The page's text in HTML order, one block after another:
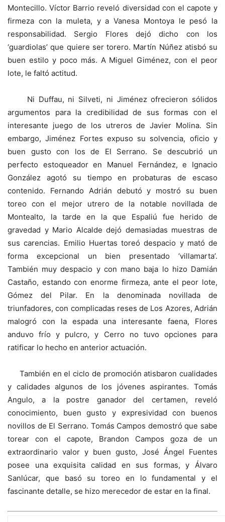
Montecillo. Víctor Barrio reveló diversidad con el capote y
firmeza con la muleta, y a Vanesa Montoya le pesó la
responsabilidad. Sergio Flores dejó dicho con los
‘guardiolas’ que quiere ser torero. Martín Núñez atisbó su
buen estilo y poco más. A Miguel Giménez, con el peor
lote, le faltó actitud.
Ni Duffau, ni Silveti, ni Jiménez ofrecieron sólidos
argumentos para la credibilidad de sus formas con el
interesante juego de los utreros de Javier Molina. Sin
embargo, Jiménez Fortes expuso su solvencia, oficio y
buen gusto con los de El Serrano. Se descubrió un
perfecto estoqueador en Manuel Fernández, e Ignacio
González agotó su tiempo en probaturas de escaso
contenido. Fernando Adrián debutó y mostró su buen
toreo con el mejor utrero de la notable novillada de
Montealto, la tarde en la que Espaliú fue herido de
gravedad y Mario Alcalde dejó demasiadas muestras de
sus carencias. Emilio Huertas toreó despacio y mató de
forma excepcional un bien presentado ‘villamarta’.
También muy despacio y con mano baja lo hizo Damián
Castaño, estando con enorme firmeza, ante el peor lote,
Gómez del Pilar. En la denominada novillada de
triunfadores, con complicadas reses de Los Azores, Adrián
malogró con la espada una interesante faena, Flores
anduvo frío y pulcro, y Cerro no tuvo opciones para
ratificar lo hecho en anterior actuación.
También en el ciclo de promoción atisbaron cualidades
y calidades algunos de los jóvenes aspirantes. Tomás
Angulo, a la postre ganador del certamen, reveló
conocimiento, buen gusto y expresividad con buenos
novillos de El Serrano. Tomás Campos demostró que sabe
torear con el capote, Brandon Campos goza de un
extraordinario valor y buen gusto, José Ángel Fuentes
posee una exquisita calidad en sus formas, y Álvaro
Sanlúcar, que basó su toreo en lo fundamental y el
fascinante detalle, se hizo merecedor de estar en la final.